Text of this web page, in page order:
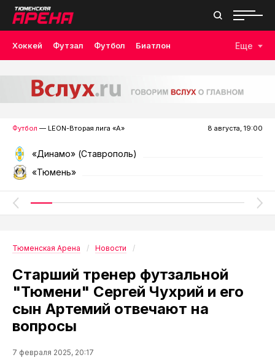
Хоккей Футзал Футбол Биатлон Еще
Футбол — LEON-Вторая лига «А» 8 августа, 19:00
«Динамо» (Ставрополь)
«Тюмень»
Тюменская Арена Новости
Старший тренер футзальной
"Тюмени" Сергей Чухрий и его
сын Артемий отвечают на
вопросы
7 февраля 2025, 20:17